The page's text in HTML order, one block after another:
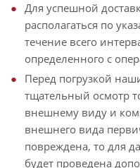
Для успешной
располагаться по
течение всего
определенного с
Перед погрузкой
тщательный осмотр
внешнему виду и
внешнего вида
повреждена, то для
будет проведена